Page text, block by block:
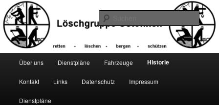
Zum
primären
Inhalt
springen
HauptmenüÜber uns Dienstpläne Fahrzeuge Historie
Kontakt Links Datenschutz Impressum
Dienstpläne